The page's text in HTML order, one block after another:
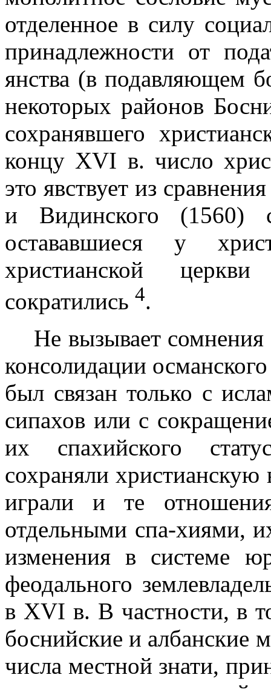
отделенное в силу
принадлежности от
янства (в подавляющем
некоторых районов
сохранявшего
концу XVI в. число
это явствует из
и Видинского (1560)
остававшиеся у
христианской
сократились 4.
Не вызывает сомнения
консоли­дации
был связан только с
сипахов или с
их спахийского
сохраняли
играли и те
отдельными спа-хиями,
изменения в системе
феодального
в XVI в. В частности, в
боснийские и албанские
числа местной знати,